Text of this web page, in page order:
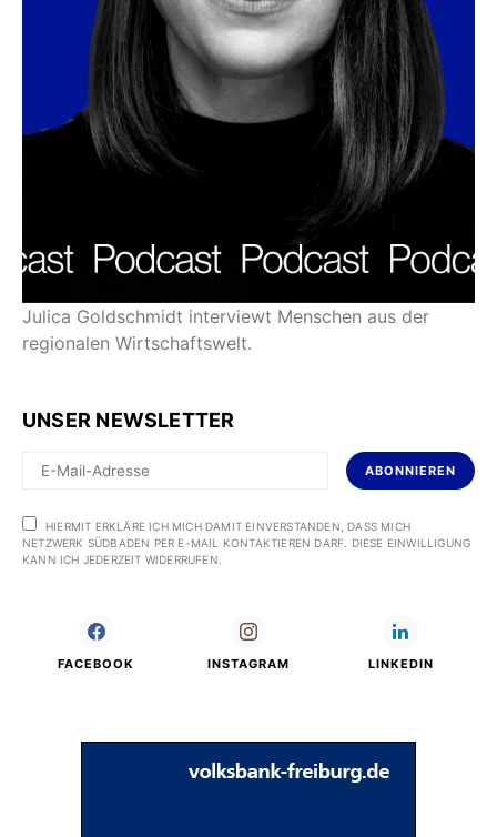
Julica Goldschmidt interviewt Menschen aus der
regionalen Wirtschaftswelt.
UNSER NEWSLETTER
ABONNIEREN
HIERMIT ERKLÄRE ICH MICH DAMIT EINVERSTANDEN, DASS MICH
NETZWERK SÜDBADEN PER E-MAIL KONTAKTIEREN DARF. DIESE EINWILLIGUNG
KANN ICH JEDERZEIT WIDERRUFEN.
FACEBOOK INSTAGRAM LINKEDIN